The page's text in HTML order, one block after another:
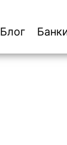
Блог